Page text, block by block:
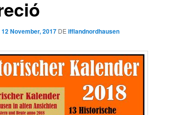
12 November, 2017 DE ifflandnordhausen